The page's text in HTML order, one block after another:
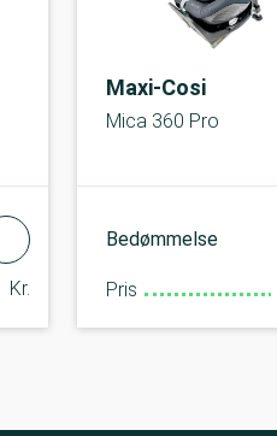
Kr.
Maxi-Cosi
Mica 360 Pro
Bedømmelse
Pris